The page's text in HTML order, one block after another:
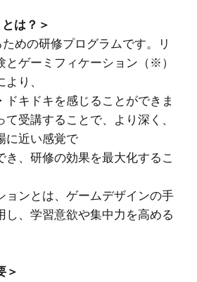
は？＞
ための研修プログラムです。リ
とゲーミフィケーション（※）
り、
ドキドキを感じることができま
受講することで、より深く、
に近い感覚で
き、研修の効果を最大化するこ
ンとは、ゲームデザインの手
し、学習意欲や集中力を高める
＞